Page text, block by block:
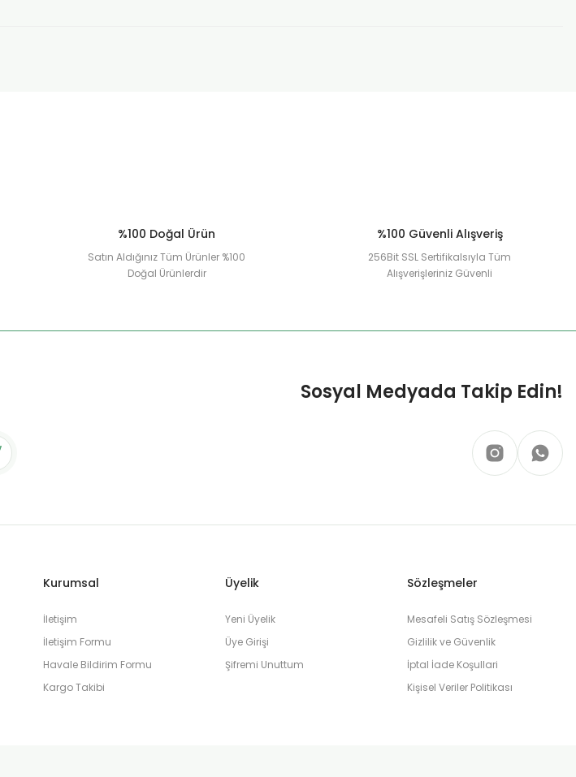
%100 Doğal Ürün
Satın Aldığınız Tüm Ürünler %100
Doğal Ürünlerdir
%100 Güvenli Alışveriş
256Bit SSL Sertifikalsıyla Tüm
Alışverişleriniz Güvenli
Sosyal Medyada Takip Edin!
Kurumsal
İletişim
İletişim Formu
Havale Bildirim Formu
Kargo Takibi
Üyelik
Yeni Üyelik
Üye Girişi
Şifremi Unuttum
Sözleşmeler
Mesafeli Satış Sözleşmesi
Gizlilik ve Güvenlik
İptal İade Koşullari
Kişisel Veriler Politikası